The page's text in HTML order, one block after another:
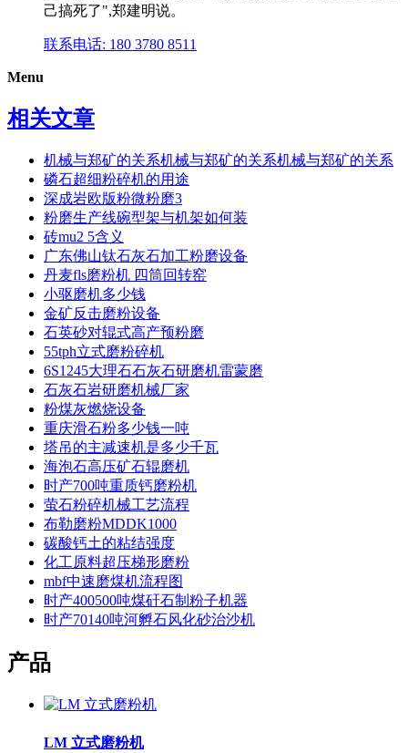
己搞死了",郑建明说。
联系电话: 180 3780 8511
Menu
相关文章
机械与郑矿的关系机械与郑矿的关系机械与郑矿的关系
磷石超细粉碎机的用途
深成岩欧版粉微粉磨3
粉磨生产线碗型架与机架如何装
砖mu2 5含义
广东佛山钛石灰石加工粉磨设备
丹麦fls磨粉机 四筒回转窑
小驱磨机多少钱
金矿反击磨粉设备
石英砂对辊式高产预粉磨
55tph立式磨粉碎机
6S1245大理石石灰石研磨机雷蒙磨
石灰石岩研磨机械厂家
粉煤灰燃烧设备
重庆滑石粉多少钱一吨
塔吊的主减速机是多少千瓦
海泡石高压矿石辊磨机
时产700吨重质钙磨粉机
萤石粉碎机械工艺流程
布勒磨粉MDDK1000
碳酸钙土的粘结强度
化工原料超压梯形磨粉
mbf中速磨煤机流程图
时产400500吨煤矸石制粉子机器
时产70140吨河孵石风化砂治沙机
产品
LM 立式磨粉机